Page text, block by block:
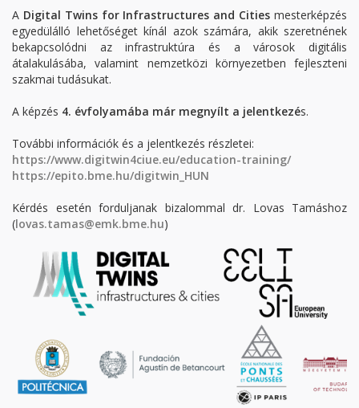
A Digital Twins for Infrastructures and Cities mesterképzés
egyedülálló lehetőséget kínál azok számára, akik szeretnének
bekapcsolódni az infrastruktúra és a városok digitális
átalakulásába, valamint nemzetközi környezetben fejleszteni
szakmai tudásukat.
A képzés 4. évfolyamába már megnyílt a jelentkezés.
További információk és a jelentkezés részletei:
https://www.digitwin4ciue.eu/education-training/
https://epito.bme.hu/digitwin_HUN
Kérdés esetén forduljanak bizalommal dr. Lovas Tamáshoz
(lovas.tamas@emk.bme.hu)